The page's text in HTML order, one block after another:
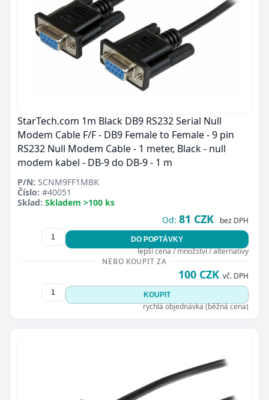
StarTech.com 1m Black DB9 RS232 Serial Null
Modem Cable F/F - DB9 Female to Female - 9 pin
RS232 Null Modem Cable - 1 meter, Black - null
modem kabel - DB-9 do DB-9 - 1 m
P/N: SCNM9FF1MBK
Číslo: #40051
Sklad: Skladem >100 ks
Od: 81 CZK bez DPH
DO POPTÁVKY
lepší cena / množství / alternativy
NEBO KOUPIT ZA
100 CZK vč. DPH
KOUPIT
rychlá objednávka (běžná cena)